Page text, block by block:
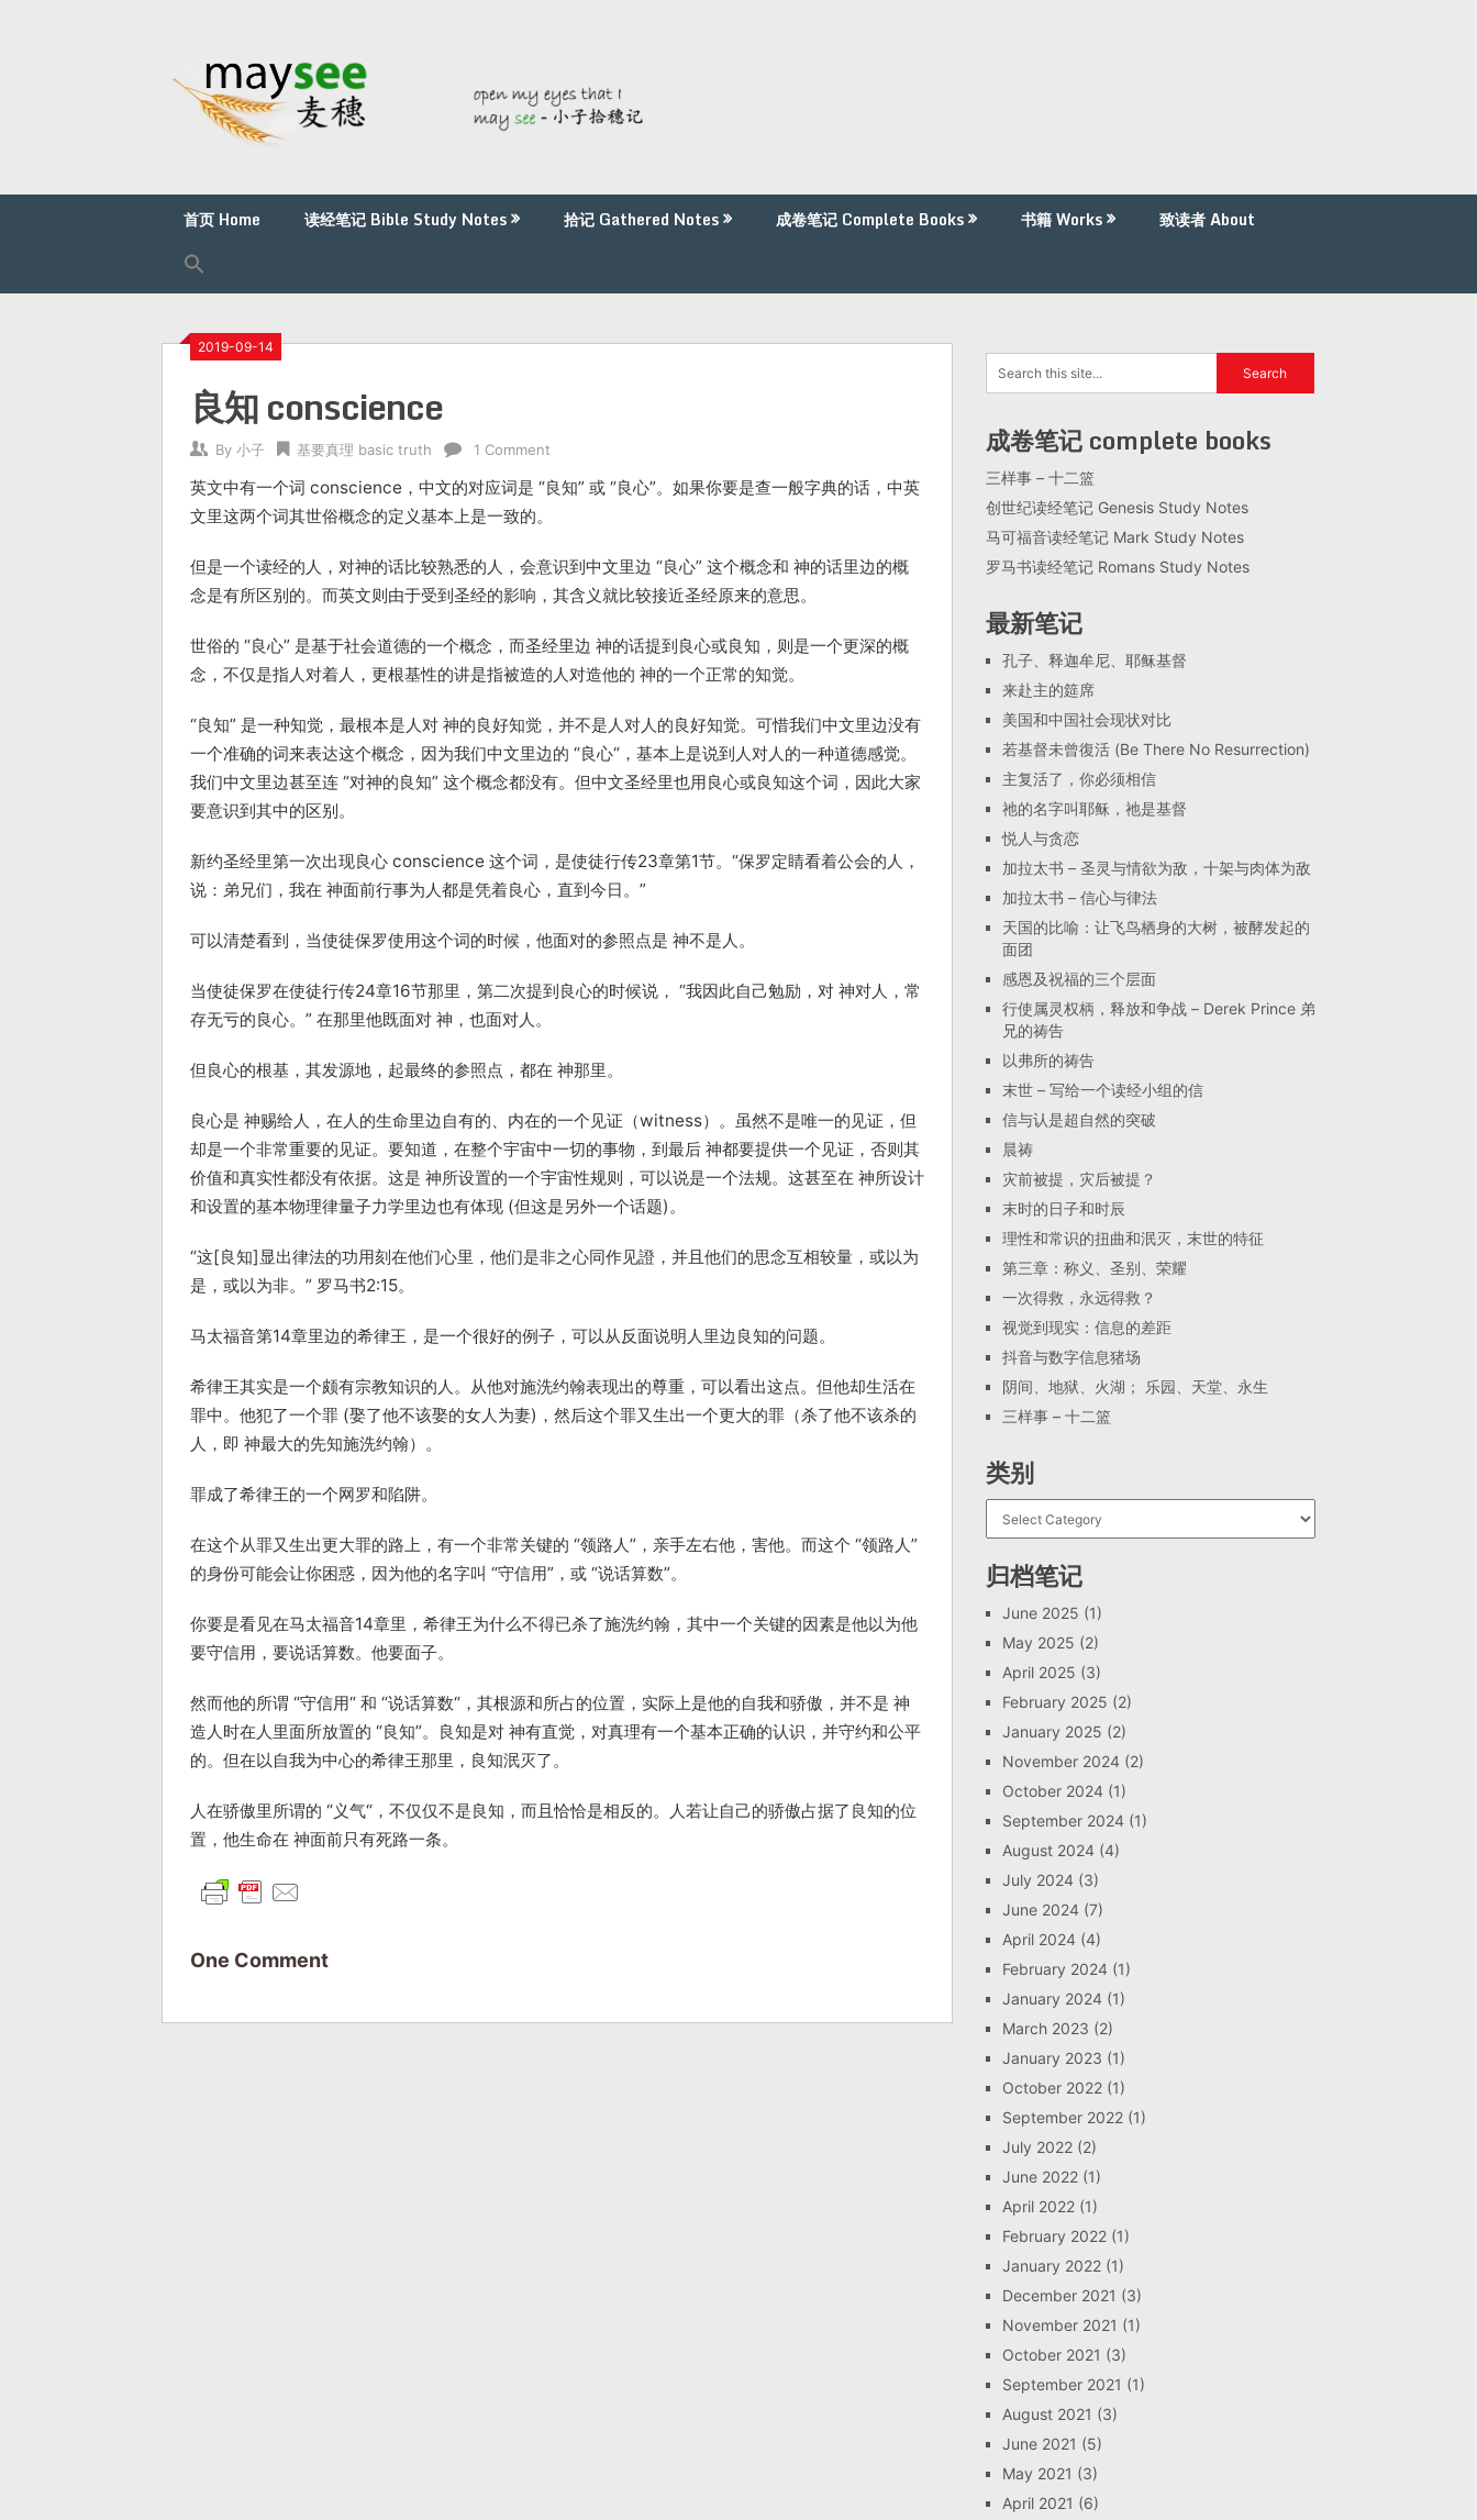
首页 Home 读经笔记 Bible Study Notes 拾记 Gathered Notes 成卷笔记 Complete Books 书籍 Works 致读者 About
2019-09-14
良知 conscience
By 小子 基要真理 basic truth 1 Comment
英文中有一个词 conscience，中文的对应词是 “良知” 或 “良心”。如果你要是查一般字典的话，中英
文里这两个词其世俗概念的定义基本上是一致的。
但是一个读经的人，对神的话比较熟悉的人，会意识到中文里边 “良心” 这个概念和 神的话里边的概
念是有所区别的。而英文则由于受到圣经的影响，其含义就比较接近圣经原来的意思。
世俗的 “良心” 是基于社会道德的一个概念，而圣经里边 神的话提到良心或良知，则是一个更深的概
念，不仅是指人对着人，更根基性的讲是指被造的人对造他的 神的一个正常的知觉。
“良知” 是一种知觉，最根本是人对 神的良好知觉，并不是人对人的良好知觉。可惜我们中文里边没有
一个准确的词来表达这个概念，因为我们中文里边的 “良心“，基本上是说到人对人的一种道德感觉。
我们中文里边甚至连 “对神的良知” 这个概念都没有。但中文圣经里也用良心或良知这个词，因此大家
要意识到其中的区别。
新约圣经里第一次出现良心 conscience 这个词，是使徒行传23章第1节。“保罗定睛看着公会的人，
说：弟兄们，我在 神面前行事为人都是凭着良心，直到今日。”
可以清楚看到，当使徒保罗使用这个词的时候，他面对的参照点是 神不是人。
当使徒保罗在使徒行传24章16节那里，第二次提到良心的时候说， “我因此自己勉励，对 神对人，常
存无亏的良心。” 在那里他既面对 神，也面对人。
但良心的根基，其发源地，起最终的参照点，都在 神那里。
良心是 神赐给人，在人的生命里边自有的、内在的一个见证（witness）。虽然不是唯一的见证，但
却是一个非常重要的见证。要知道，在整个宇宙中一切的事物，到最后 神都要提供一个见证，否则其
价值和真实性都没有依据。这是 神所设置的一个宇宙性规则，可以说是一个法规。这甚至在 神所设计
和设置的基本物理律量子力学里边也有体现 (但这是另外一个话题)。
“这[良知]显出律法的功用刻在他们心里，他们是非之心同作见證，并且他们的思念互相较量，或以为
是，或以为非。” 罗马书2:15。
马太福音第14章里边的希律王，是一个很好的例子，可以从反面说明人里边良知的问题。
希律王其实是一个颇有宗教知识的人。从他对施洗约翰表现出的尊重，可以看出这点。但他却生活在
罪中。他犯了一个罪 (娶了他不该娶的女人为妻)，然后这个罪又生出一个更大的罪（杀了他不该杀的
人，即 神最大的先知施洗约翰）。
罪成了希律王的一个网罗和陷阱。
在这个从罪又生出更大罪的路上，有一个非常关键的 “领路人”，亲手左右他，害他。而这个 “领路人”
的身份可能会让你困惑，因为他的名字叫 “守信用”，或 “说话算数”。
你要是看见在马太福音14章里，希律王为什么不得已杀了施洗约翰，其中一个关键的因素是他以为他
要守信用，要说话算数。他要面子。
然而他的所谓 “守信用“ 和 “说话算数“，其根源和所占的位置，实际上是他的自我和骄傲，并不是 神
造人时在人里面所放置的 “良知”。良知是对 神有直觉，对真理有一个基本正确的认识，并守约和公平
的。但在以自我为中心的希律王那里，良知泯灭了。
人在骄傲里所谓的 “义气“，不仅仅不是良知，而且恰恰是相反的。人若让自己的骄傲占据了良知的位
置，他生命在 神面前只有死路一条。
One Comment
成卷笔记 complete books
三样事 – 十二篮
创世纪读经笔记 Genesis Study Notes
马可福音读经笔记 Mark Study Notes
罗马书读经笔记 Romans Study Notes
最新笔记
孔子、释迦牟尼、耶稣基督
来赴主的筵席
美国和中国社会现状对比
若基督未曾復活 (Be There No Resurrection)
主复活了，你必须相信
祂的名字叫耶稣，祂是基督
悦人与贪恋
加拉太书 – 圣灵与情欲为敌，十架与肉体为敌
加拉太书 – 信心与律法
天国的比喻：让飞鸟栖身的大树，被酵发起的
面团
感恩及祝福的三个层面
行使属灵权柄，释放和争战 – Derek Prince 弟
兄的祷告
以弗所的祷告
末世 – 写给一个读经小组的信
信与认是超自然的突破
晨祷
灾前被提，灾后被提？
末时的日子和时辰
理性和常识的扭曲和泯灭，末世的特征
第三章：称义、圣别、荣耀
一次得救，永远得救？
视觉到现实：信息的差距
抖音与数字信息猪场
阴间、地狱、火湖； 乐园、天堂、永生
三样事 – 十二篮
类别
归档笔记
June 2025 (1)
May 2025 (2)
April 2025 (3)
February 2025 (2)
January 2025 (2)
November 2024 (2)
October 2024 (1)
September 2024 (1)
August 2024 (4)
July 2024 (3)
June 2024 (7)
April 2024 (4)
February 2024 (1)
January 2024 (1)
March 2023 (2)
January 2023 (1)
October 2022 (1)
September 2022 (1)
July 2022 (2)
June 2022 (1)
April 2022 (1)
February 2022 (1)
January 2022 (1)
December 2021 (3)
November 2021 (1)
October 2021 (3)
September 2021 (1)
August 2021 (3)
June 2021 (5)
May 2021 (3)
April 2021 (6)